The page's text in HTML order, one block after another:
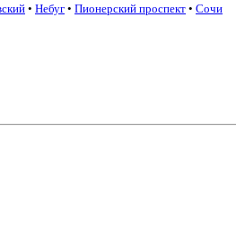
• Небуг • Пионерский проспект • Сочи